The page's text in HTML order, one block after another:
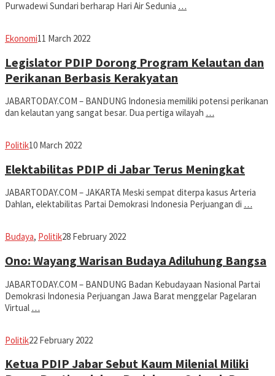
Purwadewi Sundari berharap Hari Air Sedunia …
EkonomiAvila
11 March 2022
Legislator PDIP Dorong Program Kelautan dan
Perikanan Berbasis Kerakyatan
JABARTODAY.COM – BANDUNG Indonesia memiliki potensi perikanan
dan kelautan yang sangat besar. Dua pertiga wilayah …
PolitikAvila
10 March 2022
Elektabilitas PDIP di Jabar Terus Meningkat
JABARTODAY.COM – JAKARTA Meski sempat diterpa kasus Arteria
Dahlan, elektabilitas Partai Demokrasi Indonesia Perjuangan di …
Budaya, PolitikAvila
28 February 2022
Ono: Wayang Warisan Budaya Adiluhung Bangsa
JABARTODAY.COM – BANDUNG Badan Kebudayaan Nasional Partai
Demokrasi Indonesia Perjuangan Jawa Barat menggelar Pagelaran
Virtual …
PolitikAvila
22 February 2022
Ketua PDIP Jabar Sebut Kaum Milenial Miliki